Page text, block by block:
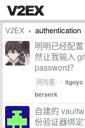
V2EX › authentication
明明已经配
然让我输入
password？
问与答 • itgoyo
berserk
自建的
份验证器绑定